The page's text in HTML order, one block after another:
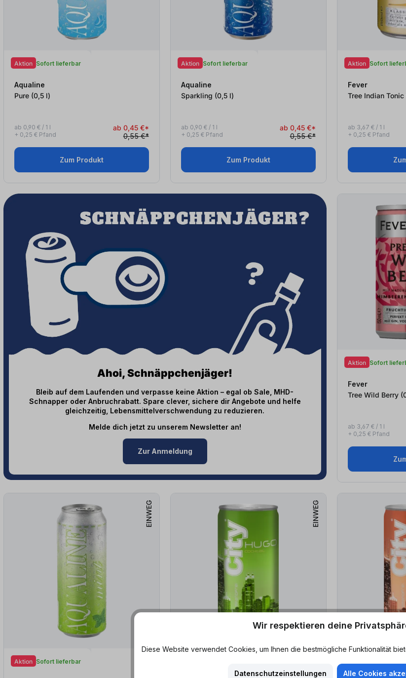
Ahoi, Schnäppchenjäger!
Bleib auf dem Laufenden und verpasse keine Aktion – egal ob Sale, MHD-
Schnapper oder Anbruchrabatt. Spare clever, sichere dir Angebote und helfe
gleichzeitig, Lebensmittelverschwendung zu reduzieren.
Melde dich jetzt zu unserem Newsletter an!
Zur Anmeldung
Aktion Sofort lieferbar
Aqualine
Pure (0,5 l)
ab 0,90 € / 1 l
+ 0,25 € Pfand
ab 0,45 €*
0,55 €*
Zum Produkt
Aktion Sofort lieferbar
Aqualine
Sparkling (0,5 l)
ab 0,90 € / 1 l
+ 0,25 € Pfand
ab 0,45 €*
0,55 €*
Zum Produkt
Aktion Sofort
Fever
ab 3,67 € / 1 l
+ 0,25 € Pfand
Aktion Sofort
Fever
Tree
ab 3,67 € / 1 l
+ 0,25 € Pfand
EINWEG
Aktion Sofort lieferbar
EINWEG
Wir respektieren deine
Diese Website verwendet Cookies, um Ihnen die bestmögliche Funktionalität
Datenschutzeinstellungen Alle Cookies